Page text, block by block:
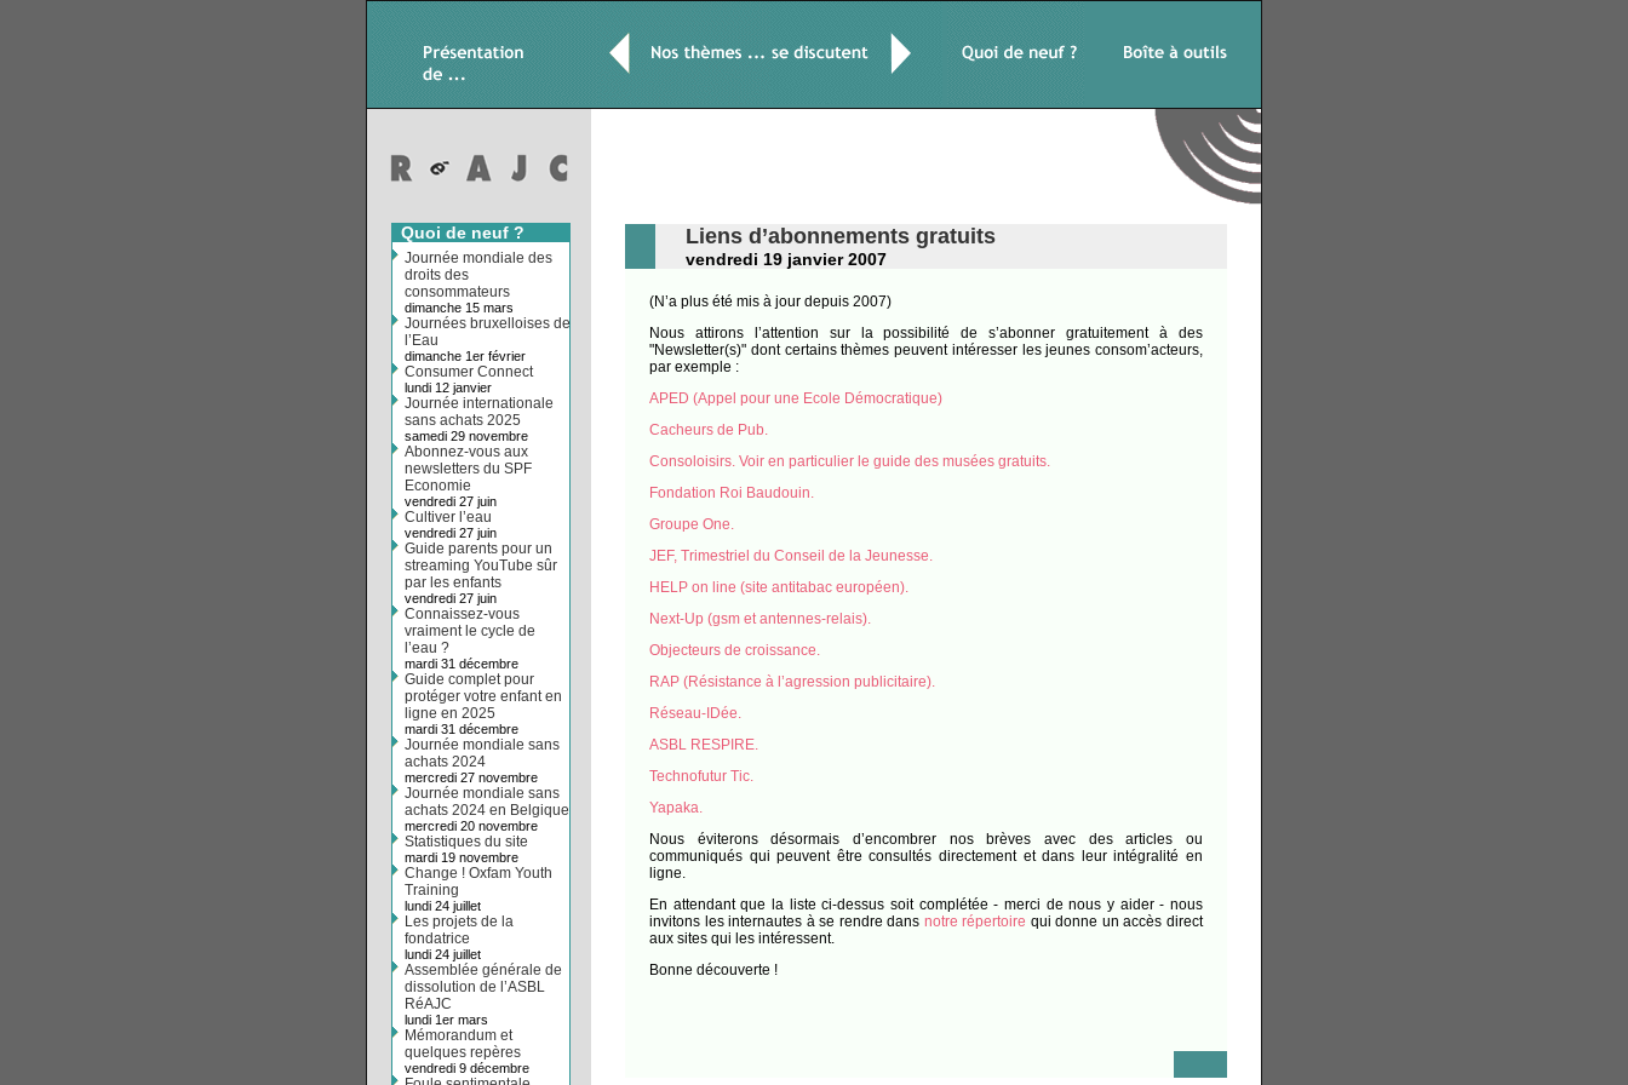
Quoi de neuf ?
Journée mondiale des
droits des
consommateurs
dimanche 15 mars
Journées bruxelloises de
l’Eau
dimanche 1er février
Consumer Connect
lundi 12 janvier
Journée internationale
sans achats 2025
samedi 29 novembre
Abonnez-vous aux
newsletters du SPF
Economie
vendredi 27 juin
Cultiver l’eau
vendredi 27 juin
Guide parents pour un
streaming YouTube sûr
par les enfants
vendredi 27 juin
Connaissez-vous
vraiment le cycle de
l’eau ?
mardi 31 décembre
Guide complet pour
protéger votre enfant en
ligne en 2025
mardi 31 décembre
Journée mondiale sans
achats 2024
mercredi 27 novembre
Journée mondiale sans
achats 2024 en Belgique
mercredi 20 novembre
Statistiques du site
mardi 19 novembre
Change ! Oxfam Youth
Training
lundi 24 juillet
Les projets de la
fondatrice
lundi 24 juillet
Assemblée générale de
dissolution de l’ASBL
RéAJC
lundi 1er mars
Mémorandum et
quelques repères
vendredi 9 décembre
Liens d’abonnements gratuits
vendredi 19 janvier 2007
(N’a plus été mis à jour depuis 2007)
Nous attirons l’attention sur la possibilité de s’abonner gratuitement à des
"Newsletter(s)" dont certains thèmes peuvent intéresser les jeunes consom’acteurs,
par exemple :
APED (Appel pour une Ecole Démocratique)
Cacheurs de Pub.
Consoloisirs. Voir en particulier le guide des musées gratuits.
Fondation Roi Baudouin.
Groupe One.
JEF, Trimestriel du Conseil de la Jeunesse.
HELP on line (site antitabac européen).
Next-Up (gsm et antennes-relais).
Objecteurs de croissance.
RAP (Résistance à l’agression publicitaire).
Réseau-IDée.
ASBL RESPIRE.
Technofutur Tic.
Yapaka.
Nous éviterons désormais d’encombrer nos brèves avec des articles ou
communiqués qui peuvent être consultés directement et dans leur intégralité en
ligne.
En attendant que la liste ci-dessus soit complétée - merci de nous y aider - nous
invitons les internautes à se rendre dans notre répertoire qui donne un accès direct
aux sites qui les intéressent.
Bonne découverte !